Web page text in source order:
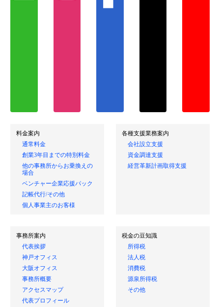
料金案内
通常料金
創業3年目までの特別料金
他の事務所からお乗換えの
場合
ベンチャー企業応援パック
記帳代行/その他
個人事業主のお客様
各種支援業務案内
会社設立支援
資金調達支援
経営革新計画取得支援
事務所案内
代表挨拶
神戸オフィス
大阪オフィス
事務所概要
アクセスマップ
代表プロフィール
税金の豆知識
所得税
法人税
消費税
源泉所得税
その他